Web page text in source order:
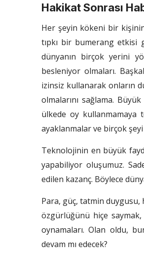
Hakikat Sonrası
Her şeyin kökeni bir
tıpkı bir bumerang etkisi
dünyanın birçok yerini
besleniyor olmaları.
izinsiz kullanarak onların
olmalarını sağlama.
ülkede oy kullanmamaya
ayaklanmalar ve birçok
Teknolojinin en büyük
yapabiliyor oluşumuz.
edilen kazanç. Böylece
Para, güç, tatmin duygusu,
özgürlüğünü hiçe
oynamaları. Olan oldu,
devam mı edecek?